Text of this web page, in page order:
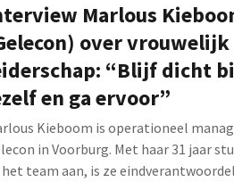
Marlous
over vrouwelijk
“Blijf dicht
en ga ervoor”
Kieboom is operationeel
in Voorburg. Met haar 31 jaar
het team aan, is ze